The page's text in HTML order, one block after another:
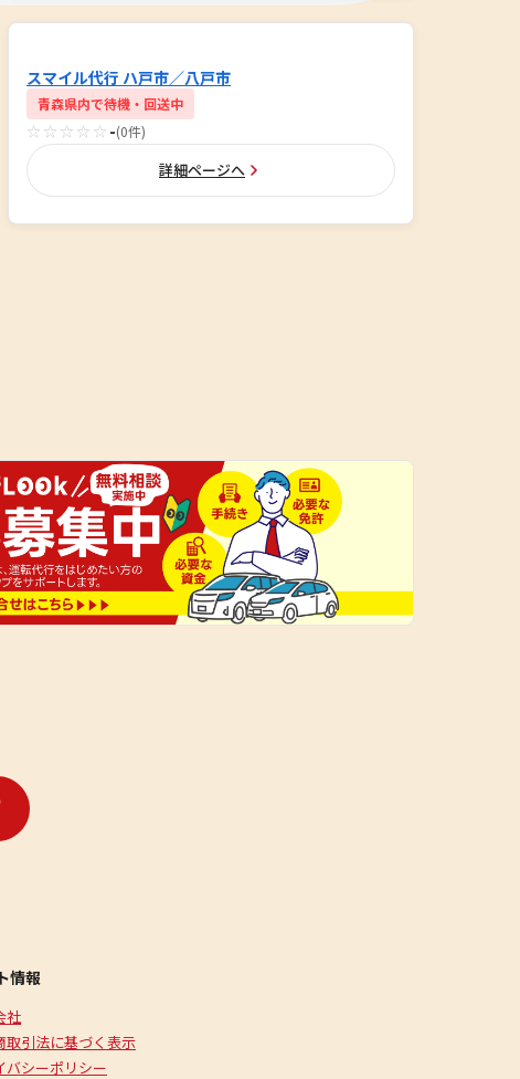
スマイル代行 ハ戸市／八戸市
青森県内で待機・回送中
☆☆☆☆☆ -(0件)
詳細ページへ
情報
社
取引法に基づく表示
バシーポリシー